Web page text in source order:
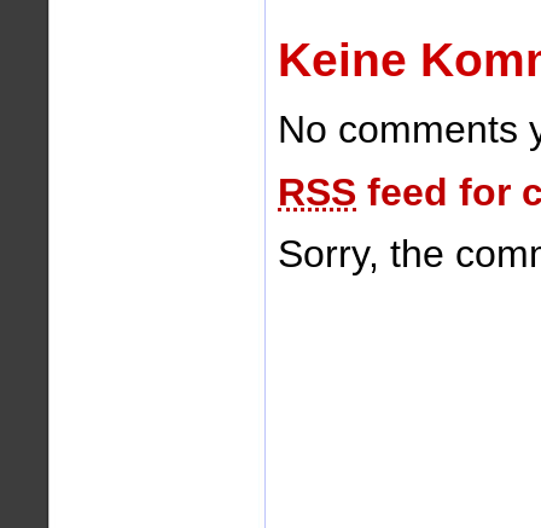
Keine
No comments
RSS feed for
Sorry, the